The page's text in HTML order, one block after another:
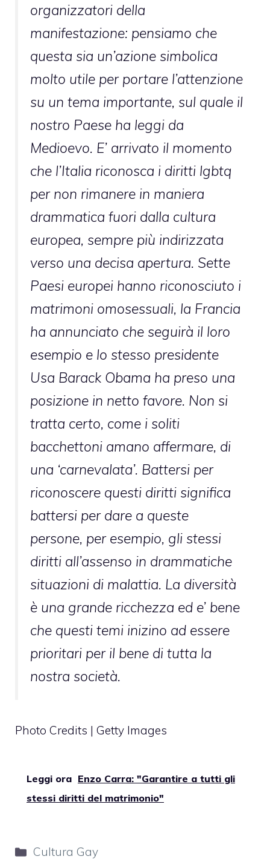
organizzatori della
manifestazione: pensiamo che
questa sia un’azione simbolica
molto utile per portare l’attenzione
su un tema importante, sul quale il
nostro Paese ha leggi da
Medioevo. E’ arrivato il momento
che l’Italia riconosca i diritti lgbtq
per non rimanere in maniera
drammatica fuori dalla cultura
europea, sempre più indirizzata
verso una decisa apertura. Sette
Paesi europei hanno riconosciuto i
matrimoni omosessuali, la Francia
ha annunciato che seguirà il loro
esempio e lo stesso presidente
Usa Barack Obama ha preso una
posizione in netto favore. Non si
tratta certo, come i soliti
bacchettoni amano affermare, di
una ‘carnevalata’. Battersi per
riconoscere questi diritti significa
battersi per dare a queste
persone, per esempio, gli stessi
diritti all’assenso in drammatiche
situazioni di malattia. La diversità
è una grande ricchezza ed e’ bene
che questi temi inizino ad essere
prioritari per il bene di tutta la
nostra società.
Photo Credits | Getty Images
Leggi ora Enzo Carra: "Garantire a tutti gli
stessi diritti del matrimonio"
Categorie
Cultura Gay